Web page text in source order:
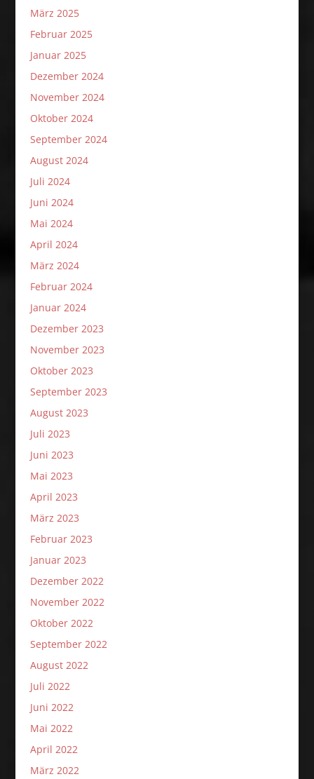
März 2025
Februar 2025
Januar 2025
Dezember 2024
November 2024
Oktober 2024
September 2024
August 2024
Juli 2024
Juni 2024
Mai 2024
April 2024
März 2024
Februar 2024
Januar 2024
Dezember 2023
November 2023
Oktober 2023
September 2023
August 2023
Juli 2023
Juni 2023
Mai 2023
April 2023
März 2023
Februar 2023
Januar 2023
Dezember 2022
November 2022
Oktober 2022
September 2022
August 2022
Juli 2022
Juni 2022
Mai 2022
April 2022
März 2022